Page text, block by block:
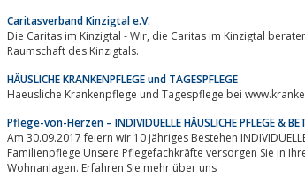
Caritasverband Kinzigtal e.V.
Die Caritas im Kinzigtal - Wir, die Caritas im Kinzigtal beraten, begleiten, unterstützen, entlasten und pflegen Menschen in der
Raumschaft des Kinzigtals.
HÄUSLICHE KRANKENPFLEGE und TAGESPFLEGE
Haeusliche Krankenpflege und Tagespflege bei
Pflege-von-Herzen – INDIVIDUELLE HÄUSLICHE PFLEGE &
Am 30.09.2017 feiern wir 10 jähriges Bestehen INDIVIDUELLE HÄUSLICHE PFLEGE & BETREUUNGHaushaltshilfe &
Familienpflege Unsere Pflegefachkräfte versorgen Sie in Ihrer
Wohnanlagen. Erfahren Sie mehr über uns